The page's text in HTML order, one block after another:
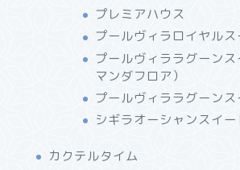
プレミアハウス
プールヴィラロイヤルス
プールヴィララグーン
マンダフロア）
プールヴィララグーン
シギラオーシャンスイー
カクテルタイム